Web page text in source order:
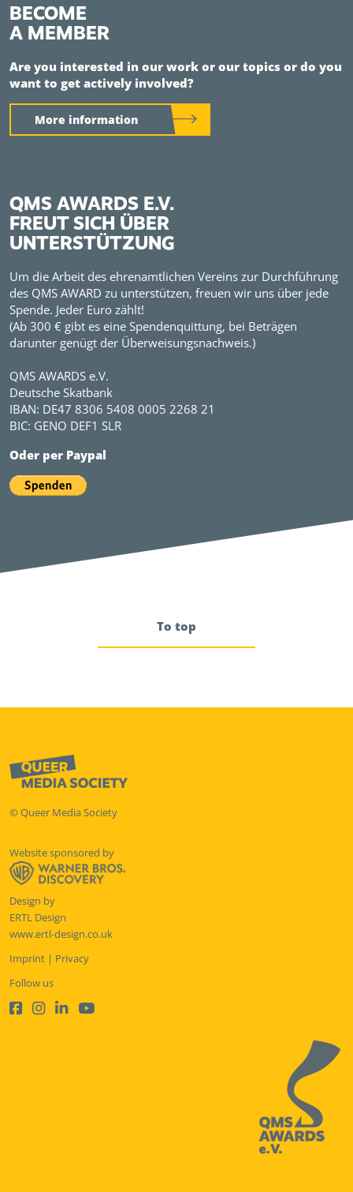
BECOME
A MEMBER
Are you interested in our work or our topics or do you
want to get actively involved?
More information
QMS AWARDS E.V.
FREUT SICH ÜBER
UNTERSTÜTZUNG
Um die Arbeit des ehrenamtlichen Vereins zur Durchführung
des QMS AWARD zu unterstützen, freuen wir uns über jede
Spende. Jeder Euro zählt!
(Ab 300 € gibt es eine Spendenquittung, bei Beträgen
darunter genügt der Überweisungsnachweis.)
QMS AWARDS e.V.
Deutsche Skatbank
IBAN: DE47 8306 5408 0005 2268 21
BIC: GENO DEF1 SLR
Oder per Paypal
To top
© Queer Media Society
Website sponsored by
Design by
ERTL Design
www.ertl-design.co.uk
Imprint | Privacy
Follow us